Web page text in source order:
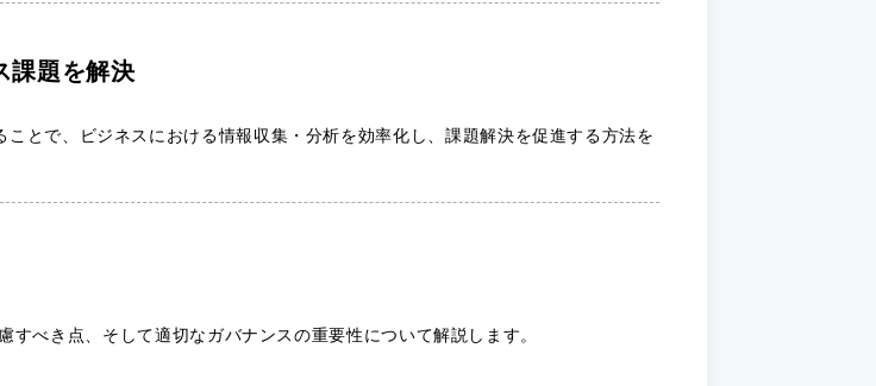
題を解決
とで、ビジネスにおける情報収集・分析を効率化し、課題解決を促進する方法を
べき点、そして適切なガバナンスの重要性について解説します。